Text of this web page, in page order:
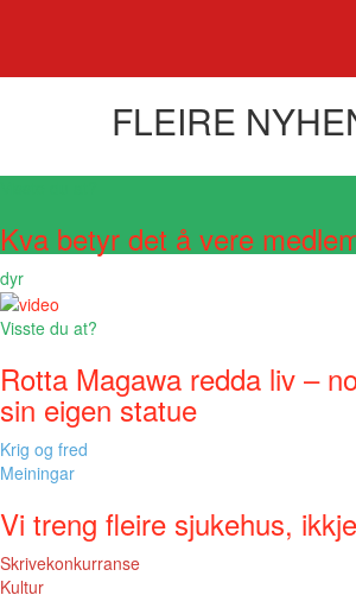
FLEIRE
Kva betyr det å vere
dyr
Visste du at?
Rotta Magawa redda liv –
sin eigen statue
Krig og fred
Meiningar
Vi treng fleire sjukehus,
Skrivekonkurranse
Kultur